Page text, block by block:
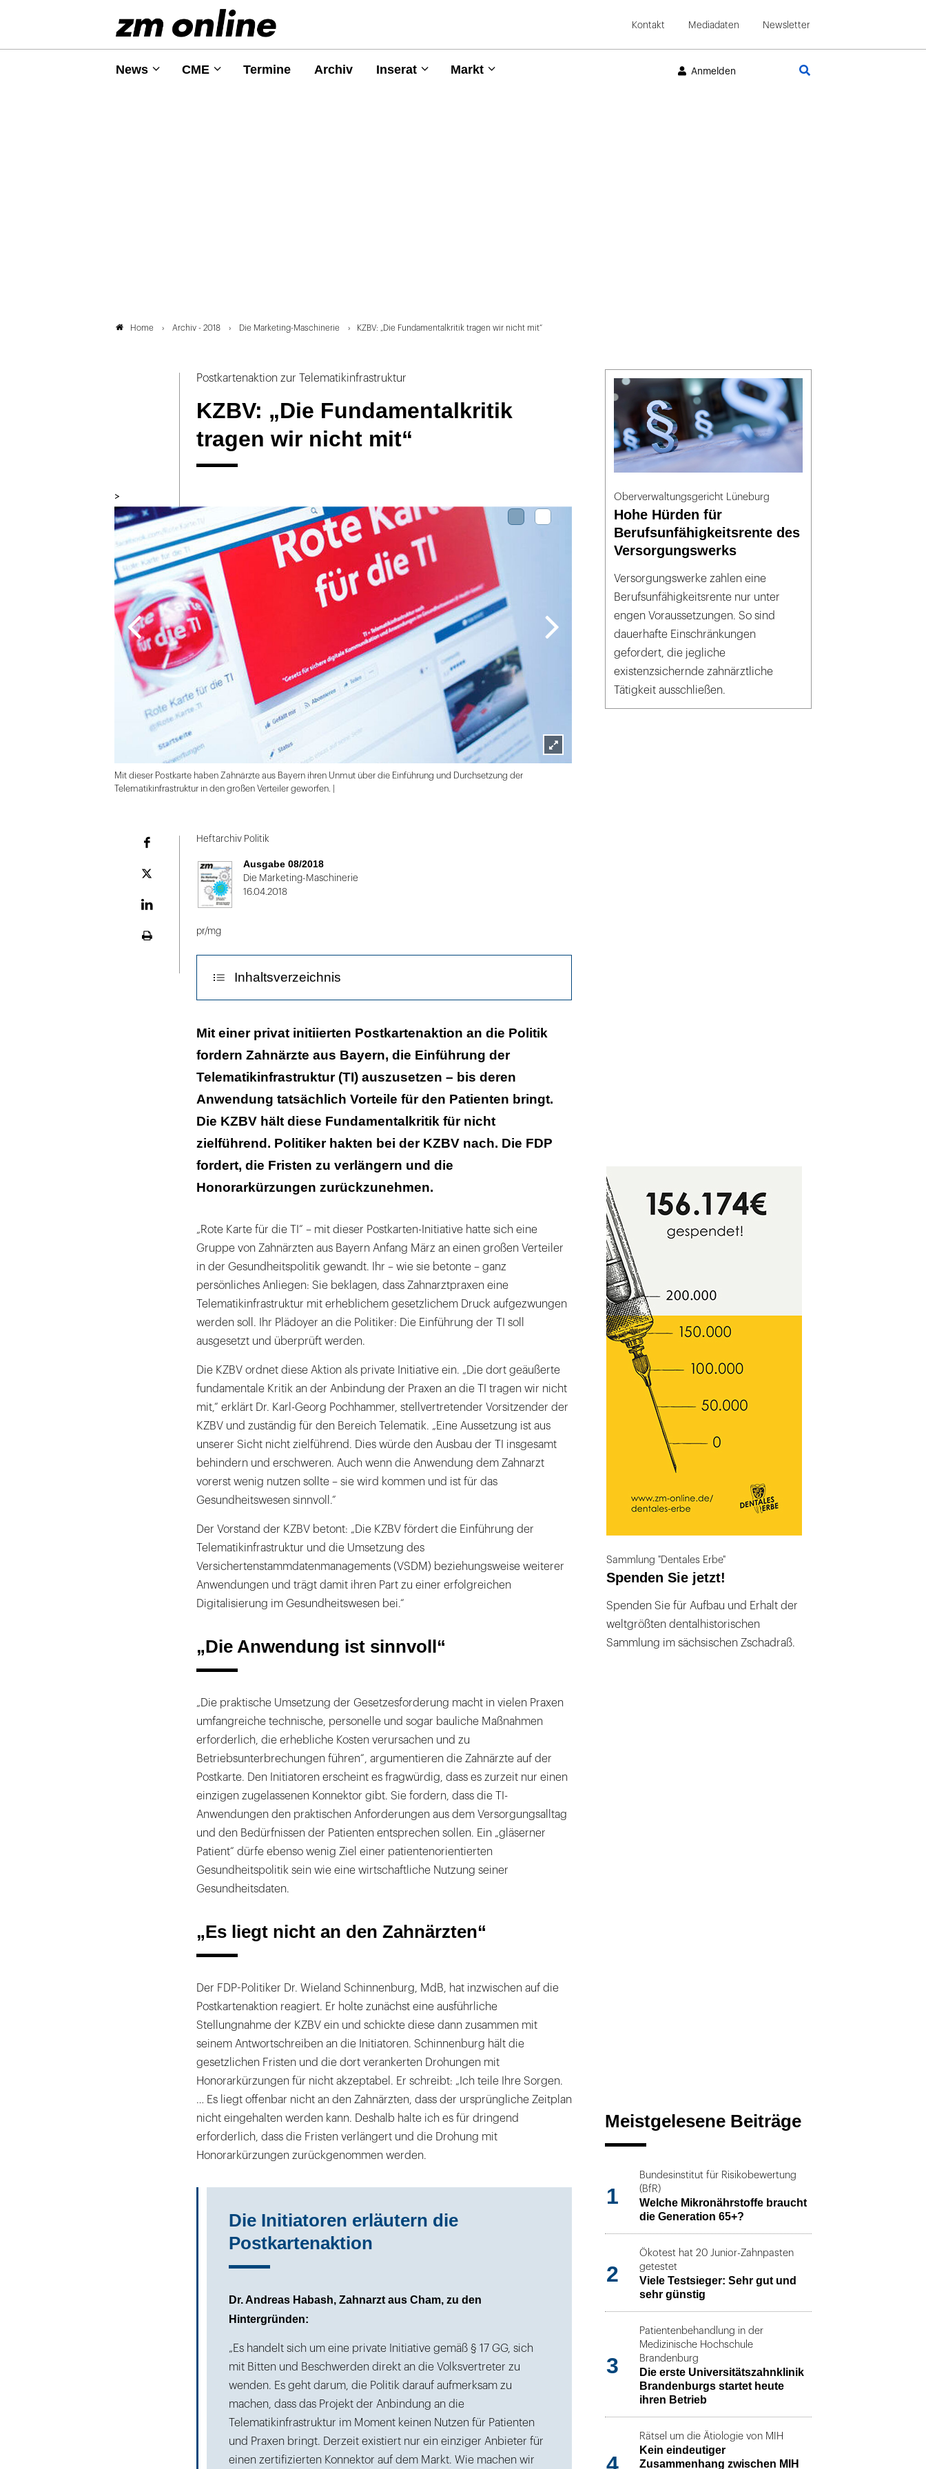
Kontakt Mediadaten Newsletter
News CME Termine Archiv Inserat Markt Anmelden
Home Archiv - 2018 Die Marketing-Maschinerie KZBV: „Die Fundamentalkritik tragen wir nicht mit“
Postkartenaktion zur Telematikinfrastruktur
KZBV: „Die Fundamentalkritik
tragen wir nicht mit“
>
Lightbox
Mit dieser Postkarte haben Zahnärzte aus Bayern ihren Unmut über die Einführung und Durchsetzung der
Telematikinfrastruktur in den großen Verteiler geworfen. |
Plattform
Heftarchiv Politik
Ausgabe 08/2018
Die Marketing-Maschinerie
16.04.2018
pr/mg
Inhaltsverzeichnis
„Die Anwendung ist sinnvoll“
„Es liegt nicht an den Zahnärzten“
Die Initiatoren erläutern die Postkartenaktion
„Den gläsernen Patienten darf es nicht geben“
Die KZBV zur Einführung der TI
Wie andere Zahnärzte die Anbindung an die TI sehen
Mit einer privat initiierten Postkartenaktion an die Politik
fordern Zahnärzte aus Bayern, die Einführung der
Telematikinfrastruktur (TI) auszusetzen – bis deren
Anwendung tatsächlich Vorteile für den Patienten bringt.
Die KZBV hält diese Fundamentalkritik für nicht
zielführend. Politiker hakten bei der KZBV nach. Die FDP
fordert, die Fristen zu verlängern und die
Honorarkürzungen zurückzunehmen.
„Rote Karte für die TI“ – mit dieser Postkarten-Initiative hatte sich eine
Gruppe von Zahnärzten aus Bayern Anfang März an einen großen Verteiler
in der Gesundheitspolitik gewandt. Ihr – wie sie betonte – ganz
persönliches Anliegen: Sie beklagen, dass Zahnarztpraxen eine
Telematikinfrastruktur mit erheblichem gesetzlichem Druck aufgezwungen
werden soll. Ihr Plädoyer an die Politiker: Die Einführung der TI soll
ausgesetzt und überprüft werden.
Die KZBV ordnet diese Aktion als private Initiative ein. „Die dort geäußerte
fundamentale Kritik an der Anbindung der Praxen an die TI tragen wir nicht
mit,“ erklärt Dr. Karl-Georg Pochhammer, stellvertretender Vorsitzender der
KZBV und zuständig für den Bereich Telematik. „Eine Aussetzung ist aus
unserer Sicht nicht zielführend. Dies würde den Ausbau der TI insgesamt
behindern und erschweren. Auch wenn die Anwendung dem Zahnarzt
vorerst wenig nutzen sollte – sie wird kommen und ist für das
Gesundheitswesen sinnvoll.“
Der Vorstand der KZBV betont: „Die KZBV fördert die Einführung der
Telematikinfrastruktur und die Umsetzung des
Versichertenstammdatenmanagements (VSDM) beziehungsweise weiterer
Anwendungen und trägt damit ihren Part zu einer erfolgreichen
Digitalisierung im Gesundheitswesen bei.“
„Die Anwendung ist sinnvoll“
„Die praktische Umsetzung der Gesetzesforderung macht in vielen Praxen
umfangreiche technische, personelle und sogar bauliche Maßnahmen
erforderlich, die erhebliche Kosten verursachen und zu
Betriebsunterbrechungen führen“, argumentieren die Zahnärzte auf der
Postkarte. Den Initiatoren erscheint es fragwürdig, dass es zurzeit nur einen
einzigen zugelassenen Konnektor gibt. Sie fordern, dass die TI-
Anwendungen den praktischen Anforderungen aus dem Versorgungsalltag
und den Bedürfnissen der Patienten entsprechen sollen. Ein „gläserner
Patient“ dürfe ebenso wenig Ziel einer patientenorientierten
Gesundheitspolitik sein wie eine wirtschaftliche Nutzung seiner
Gesundheitsdaten.
„Es liegt nicht an den Zahnärzten“
Der FDP-Politiker Dr. Wieland Schinnenburg, MdB, hat inzwischen auf die
Postkartenaktion reagiert. Er holte zunächst eine ausführliche
Stellungnahme der KZBV ein und schickte diese dann zusammen mit
seinem Antwortschreiben an die Initiatoren. Schinnenburg hält die
gesetzlichen Fristen und die dort verankerten Drohungen mit
Honorarkürzungen für nicht akzeptabel. Er schreibt: „Ich teile Ihre Sorgen.
… Es liegt offenbar nicht an den Zahnärzten, dass der ursprüngliche Zeitplan
nicht eingehalten werden kann. Deshalb halte ich es für dringend
erforderlich, dass die Fristen verlängert und die Drohung mit
Honorarkürzungen zurückgenommen werden.
Die Initiatoren erläutern die
Postkartenaktion
Dr. Andreas Habash, Zahnarzt aus Cham, zu den
Hintergründen:
„Es handelt sich um eine private Initiative gemäß § 17 GG, sich
mit Bitten und Beschwerden direkt an die Volksvertreter zu
wenden. Es geht darum, die Politik darauf aufmerksam zu
machen, dass das Projekt der Anbindung an die
Telematikinfrastruktur im Moment keinen Nutzen für Patienten
und Praxen bringt. Derzeit existiert nur ein einziger Anbieter für
einen zertifizierten Konnektor auf dem Markt. Wie machen wir
Oberverwaltungsgericht Lüneburg
Hohe Hürden für
Berufsunfähigkeitsrente des
Versorgungswerks
Versorgungswerke zahlen eine
Berufsunfähigkeitsrente nur unter
engen Voraussetzungen. So sind
dauerhafte Einschränkungen
gefordert, die jegliche
existenzsichernde zahnärztliche
Tätigkeit ausschließen.
Sammlung "Dentales Erbe"
Spenden Sie jetzt!
Spenden Sie für Aufbau und Erhalt der
weltgrößten dentalhistorischen
Sammlung im sächsischen Zschadraß.
Meistgelesene Beiträge
1
Bundesinstitut für Risikobewertung
(BfR)
Welche Mikronährstoffe braucht
die Generation 65+?
2
Ökotest hat 20 Junior-Zahnpasten
getestet
Viele Testsieger: Sehr gut und
sehr günstig
3
Patientenbehandlung in der
Medizinische Hochschule
Brandenburg
Die erste Universitätszahnklinik
Brandenburgs startet heute
ihren Betrieb
4
Rätsel um die Ätiologie von MIH
Kein eindeutiger
Zusammenhang zwischen MIH